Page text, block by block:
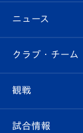
ニュース
すべて
クラブ
クラブ・チーム
観戦
観戦ルール
試合情報